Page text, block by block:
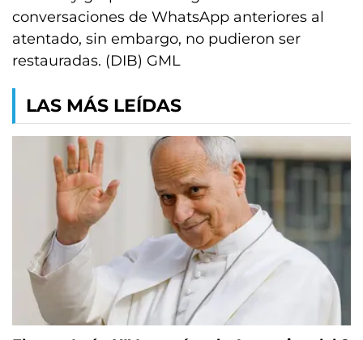
conversaciones de WhatsApp anteriores al
atentado, sin embargo, no pudieron ser
restauradas. (DIB) GML
LAS MÁS LEÍDAS